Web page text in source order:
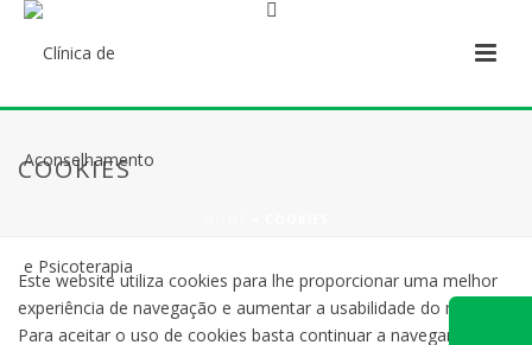
COOKIES
Este website utiliza cookies para lhe proporcionar uma melhor
experiência de navegação e aumentar a usabilidade do mesmo.
Para aceitar o uso de cookies basta continuar a navegar no